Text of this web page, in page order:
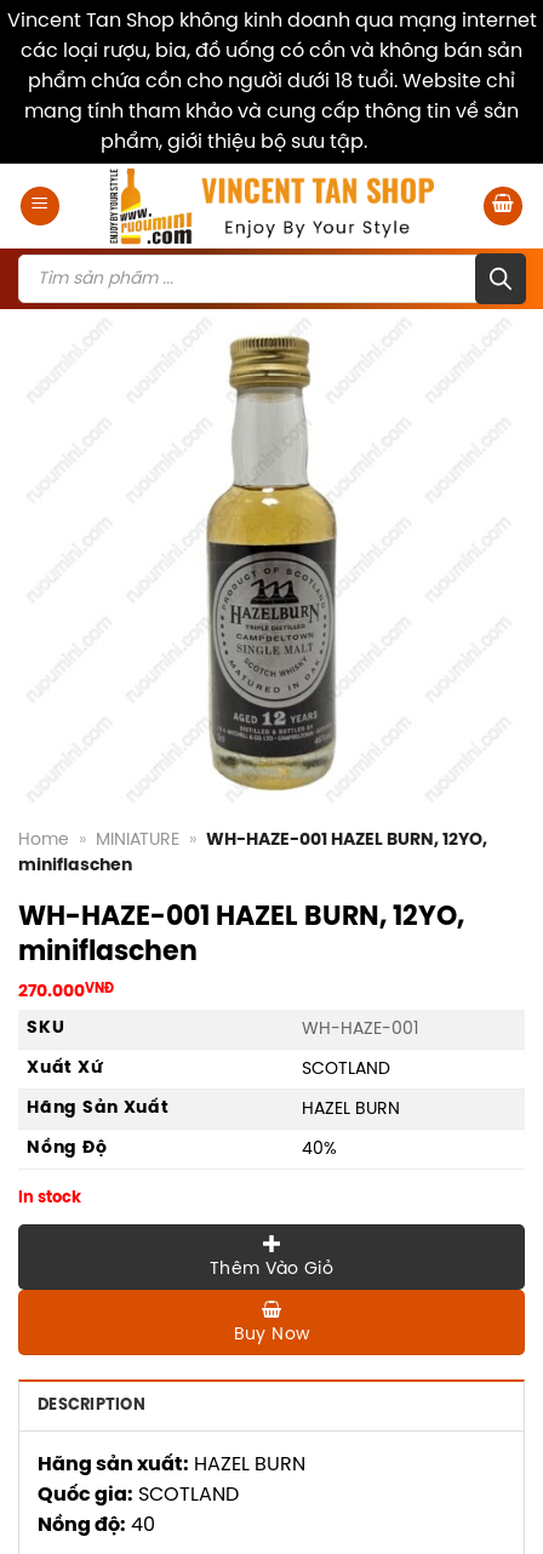
Vincent Tan Shop không kinh doanh qua mạng internet
các loại rượu, bia, đồ uống có cồn và không bán sản
phẩm chứa cồn cho người dưới 18 tuổi. Website chỉ
mang tính tham khảo và cung cấp thông tin về sản
phẩm, giới thiệu bộ sưu tập.
Products
search
Home » MINIATURE » WH-HAZE-001 HAZEL BURN, 12YO,
miniflaschen
WH-HAZE-001 HAZEL BURN, 12YO,
miniflaschen
270.000VNĐ
SKU
WH-HAZE-001
Xuất Xứ
SCOTLAND
Hãng Sản Xuất
HAZEL BURN
Nồng Độ
40%
In stock
Thêm Vào Giỏ
Buy Now
DESCRIPTION
Hãng sản xuất: HAZEL BURN
Quốc gia: SCOTLAND
Nồng độ: 40